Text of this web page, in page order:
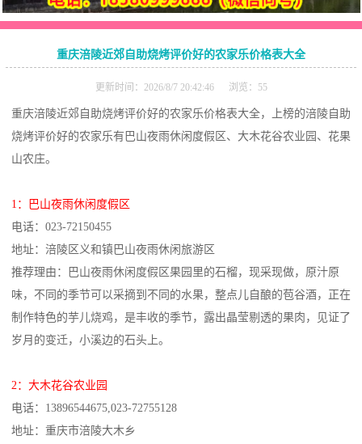
重庆涪陵近郊自助烧烤评价好的农家乐价格表大全
更新时间：2026/8/7 20:42:46 浏览：55
重庆涪陵近郊自助烧烤评价好的农家乐价格表大全，上榜的涪陵自助
烧烤评价好的农家乐有巴山夜雨休闲度假区、大木花谷农业园、花果
山农庄。
1：巴山夜雨休闲度假区
电话：023-72150455
地址：涪陵区义和镇巴山夜雨休闲旅游区
推荐理由：巴山夜雨休闲度假区果园里的石榴，现采现做，原汁原
味，不同的季节可以采摘到不同的水果，整点儿自酿的苞谷酒，正在
制作特色的芋儿烧鸡，是丰收的季节，露出晶莹剔透的果肉，见证了
岁月的变迁，小溪边的石头上。
2：大木花谷农业园
电话：13896544675,023-72755128
地址：重庆市涪陵大木乡